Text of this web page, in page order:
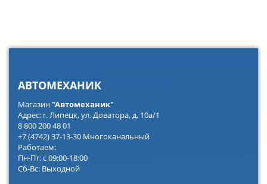
АВТОМЕХАНИК
Магазин"Автомеханик"
Адрес: г. Липецк, ул. Доватора, д. 10а/1
8 800 200 48 01
+7 (4742) 37-13-30 Многоканальный
Работаем:
Пн-Пт: с 09:00-18:00
Сб-Вс: Выходной